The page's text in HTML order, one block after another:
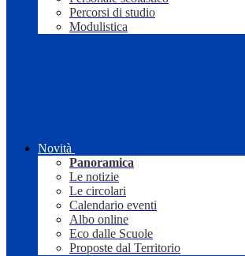
Percorsi di studio
Modulistica
Novità
Panoramica
Le notizie
Le circolari
Calendario eventi
Albo online
Eco dalle Scuole
Proposte dal Territorio